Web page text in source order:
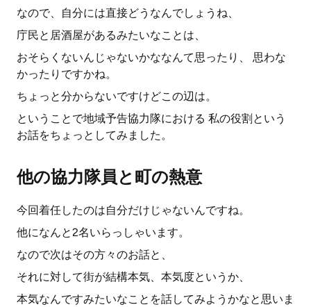
なので、自分には直接どうなんでしょうね、
庁民と居酒屋があるみたいなことは、
おそらくないんじゃないかななんて思ったり、 思わな
かったりですかね。
ちょっと分からないですけどこの辺は。
ということで地域予告協力隊における 私の役割という
お話をちょっとしてみました。
他の協力隊員と町の熱意
今回着任したのは自分だけじゃないんですね。
他になんと2名いらっしゃいます。
なので次はその方々のお話と、
それに対して街が結構本気、本気度というか、
本気なんですみたいなことを話してみようかなと思いま